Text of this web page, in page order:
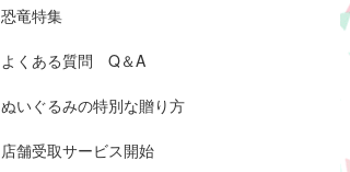
恐竜特集
よくある質問 Q＆A
ぬいぐるみの特別な贈り方
店舗受取サービス開始